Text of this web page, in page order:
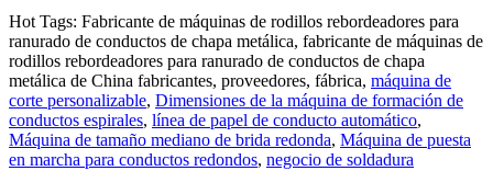
Hot Tags: Fabricante de máquinas de rodillos rebordeadores para
ranurado de conductos de chapa metálica, fabricante de máquinas de
rodillos rebordeadores para ranurado de conductos de chapa
metálica de China fabricantes, proveedores, fábrica, máquina de
corte personalizable, Dimensiones de la máquina de formación de
conductos espirales, línea de papel de conducto automático,
Máquina de tamaño mediano de brida redonda, Máquina de puesta
en marcha para conductos redondos, negocio de soldadura